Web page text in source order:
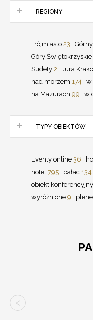
REGIONY
Trójmiasto 23
Góry Świętokrzyskie
Sudety 2 Jura
nad morzem 174 w
na Mazurach 99 w
TYPY OBIEKTÓW
Eventy online 36
hotel 795 pałac 134
obiekt konferencyjny
wyróżnione 9